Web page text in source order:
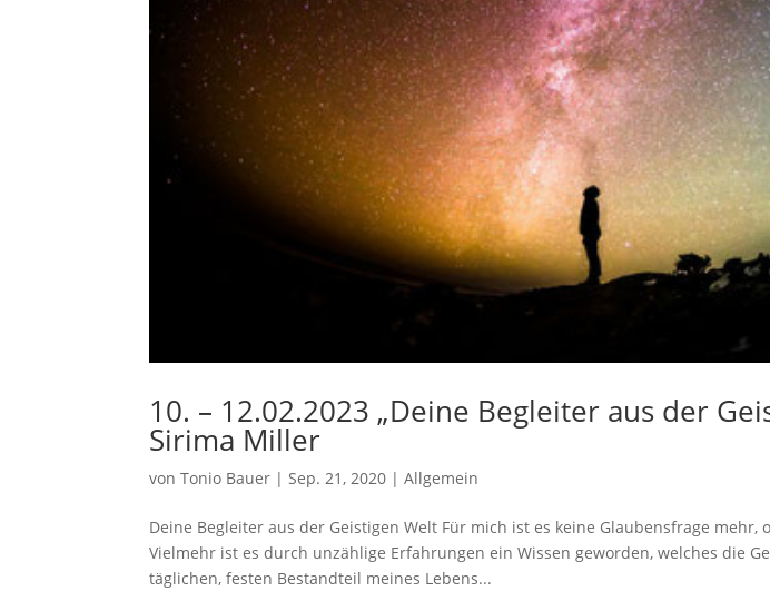
10. – 12.02.2023 „Deine Begleiter aus der
Sirima Miller
vonTonio Bauer |Sep. 21, 2020 |Allgemein
Deine Begleiter aus der Geistigen Welt Für mich ist es keine Glaubensfrage mehr,
Vielmehr ist es durch unzählige Erfahrungen ein Wissen geworden, welches die
täglichen, festen Bestandteil meines Lebens...